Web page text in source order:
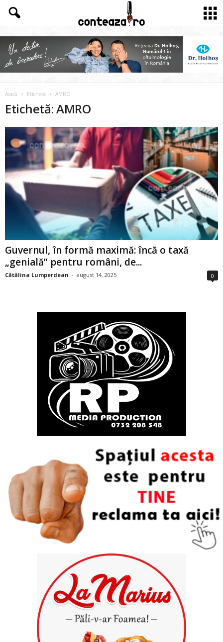
Acasă Etichete AMRO
Etichetă: AMRO
Guvernul, în formă maximă: încă o taxă
„genială” pentru români, de...
Cătălina Lumperdean - august 14, 2025 0